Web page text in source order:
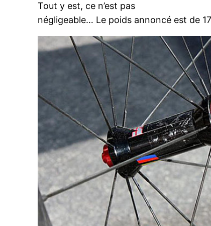
Tout y est, ce n’est pas
négligeable… Le poids annoncé est de